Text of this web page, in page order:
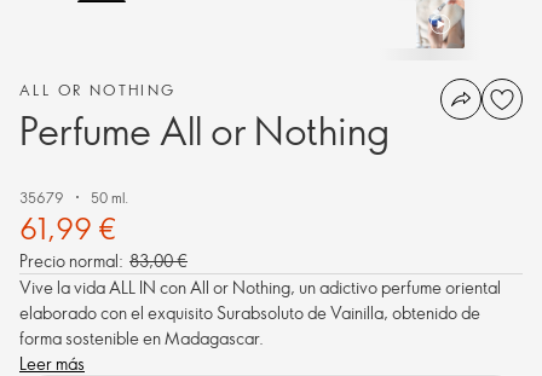
ALL OR NOTHING
Perfume All or Nothing
35679 50 ml.
61,99 €
Precio normal: 83,00 €
Vive la vida ALL IN con All or Nothing, un adictivo perfume oriental
elaborado con el exquisito Surabsoluto de Vainilla, obtenido de
forma sostenible en Madagascar.
Leer más